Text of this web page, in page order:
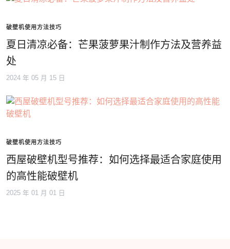
破壁机使用方法技巧
夏日清凉必备：芒果菠萝果汁制作方法及营养益
处
2024 年 05 月 15 日
破壁机使用方法技巧
西屋破壁机型号推荐：如何选择最适合家庭使用
的高性能破壁机
2025 年 01 月 01 日